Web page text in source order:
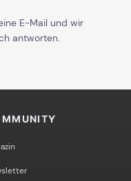
E-Mail und wir
antworten.